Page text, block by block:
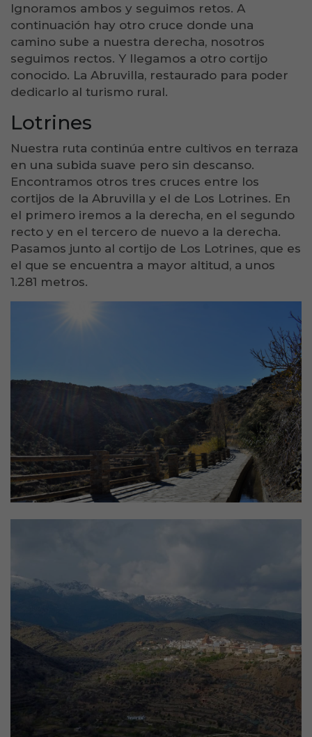
Ignoramos ambos y seguimos retos. A
continuación hay otro cruce donde una
camino sube a nuestra derecha, nosotros
seguimos rectos. Y llegamos a otro cortijo
conocido. La Abruvilla, restaurado para poder
dedicarlo al turismo rural.
Lotrines
Nuestra ruta continúa entre cultivos en terraza
en una subida suave pero sin descanso.
Encontramos otros tres cruces entre los
cortijos de la Abruvilla y el de Los Lotrines. En
el primero iremos a la derecha, en el segundo
recto y en el tercero de nuevo a la derecha.
Pasamos junto al cortijo de Los Lotrines, que es
el que se encuentra a mayor altitud, a unos
1.281 metros.